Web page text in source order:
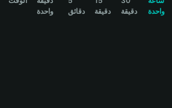
বাংলা
واحدة
دقائق
دقيقة
دقيقة
واحدة